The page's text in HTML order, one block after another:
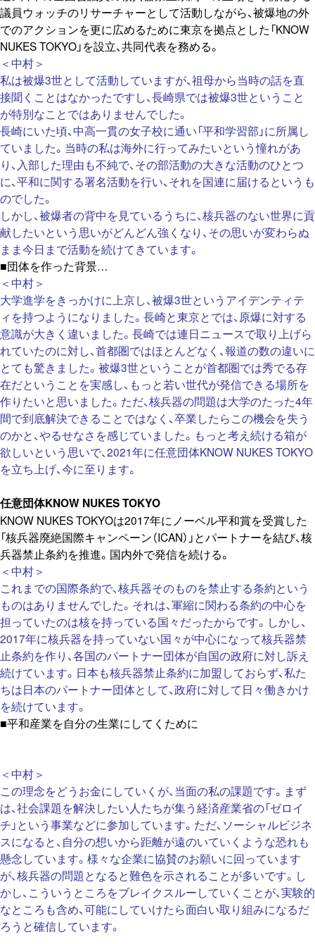
議員ウォッチのリサーチャーとして活動しながら、被爆地の外
でのアクションを更に広めるために東京を拠点とした「KNOW
NUKES TOKYO」を設立、共同代表を務める。
＜中村＞
私は被爆3世として活動していますが、祖母から当時の話を直
接聞くことはなかったですし、長崎県では被爆3世ということ
が特別なことではありませんでした。
長崎にいた頃、中高一貫の女子校に通い「平和学習部」に所属し
ていました。当時の私は海外に行ってみたいという憧れがあ
り、入部した理由も不純で、その部活動の大きな活動のひとつ
に、平和に関する署名活動を行い、それを国連に届けるというも
のでした。
しかし、被爆者の背中を見ているうちに、核兵器のない世界に貢
献したいという思いがどんどん強くなり、その思いが変わらぬ
まま今日まで活動を続けてきています。
■団体を作った背景…
＜中村＞
大学進学をきっかけに上京し、被爆3世というアイデンティテ
ィを持つようになりました。長崎と東京とでは、原爆に対する
意識が大きく違いました。長崎では連日ニュースで取り上げら
れていたのに対し、首都圏ではほとんどなく、報道の数の違いに
とても驚きました。被爆3世ということが首都圏では秀でる存
在だということを実感し、もっと若い世代が発信できる場所を
作りたいと思いました。ただ、核兵器の問題は大学のたった4年
間で到底解決できることではなく、卒業したらこの機会を失う
のかと、やるせなさを感じていました。もっと考え続ける箱が
欲しいという思いで、2021年に任意団体KNOW NUKES TOKYO
を立ち上げ、今に至ります。
任意団体KNOW NUKES TOKYO
KNOW NUKES TOKYOは2017年にノーベル平和賞を受賞した
「核兵器廃絶国際キャンペーン（ICAN）」とパートナーを結び、核
兵器禁止条約を推進。国内外で発信を続ける。
＜中村＞
これまでの国際条約で、核兵器そのものを禁止する条約という
ものはありませんでした。それは、軍縮に関わる条約の中心を
担っていたのは核を持っている国々だったからです。しかし、
2017年に核兵器を持っていない国々が中心になって核兵器禁
止条約を作り、各国のパートナー団体が自国の政府に対し訴え
続けています。日本も核兵器禁止条約に加盟しておらず、私た
ちは日本のパートナー団体として、政府に対して日々働きかけ
を続けています。
■平和産業を自分の生業にしてくために
＜中村＞
この理念をどうお金にしていくが、当面の私の課題です。 まず
は、社会課題を解決したい人たちが集う経済産業省の「ゼロイ
チ」という事業などに参加しています。ただ、ソーシャルビジネ
スになると、自分の想いから距離が遠のいていくような恐れも
懸念しています。様々な企業に協賛のお願いに回っています
が、核兵器の問題となると難色を示されることが多いです。し
かし、こういうところをブレイクスルーしていくことが、実験的
なところも含め、可能にしていけたら面白い取り組みになるだ
ろうと確信しています。